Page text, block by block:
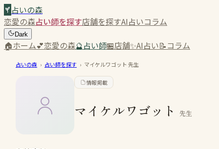
占いの森
恋愛の森占い師を探す店舗を探すAI占いコラム
Dark
🏠ホーム💕恋愛の森🔮占い師🏪店舗✨AI占い📝コラム
占いの森 › 占い師を探す › マイケルワゴット先生
情報掲載
マイケルワゴット 先生